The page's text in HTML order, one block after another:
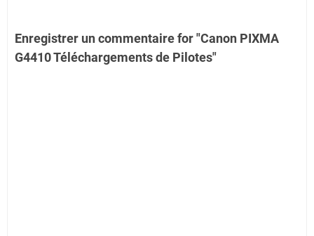
Enregistrer un commentaire for "Canon PIXMA
G4410 Téléchargements de Pilotes"